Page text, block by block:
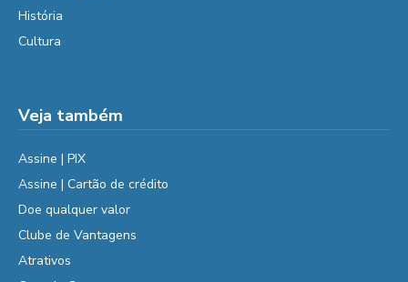
História
Cultura
Veja também
Assine | PIX
Assine | Cartão de crédito
Doe qualquer valor
Clube de Vantagens
Atrativos